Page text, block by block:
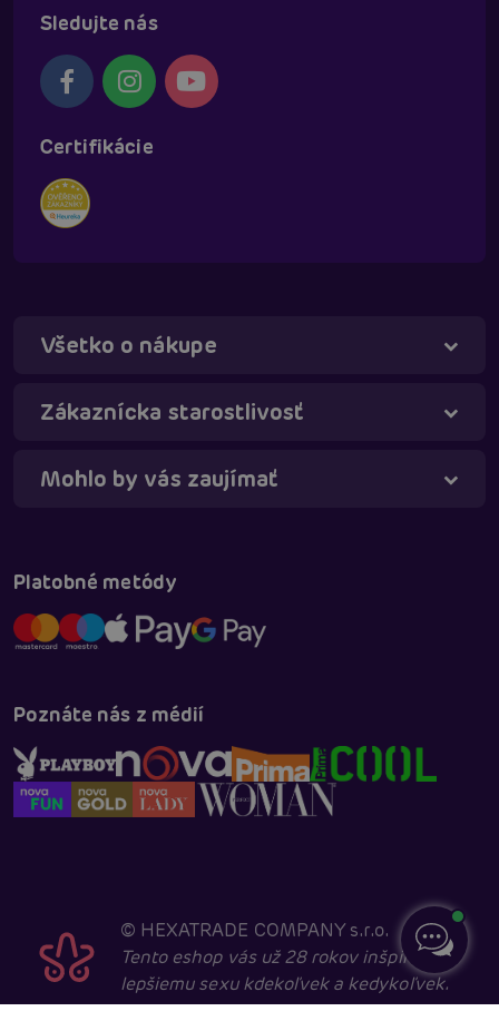
Sledujte nás
Certifikácie
Všetko o nákupe
Zákaznícka starostlivosť
Mohlo by vás zaujímať
Platobné metódy
Poznáte nás z médií
© HEXATRADE COMPANY s.r.o.
Tento eshop vás už 28 rokov inšpiruje k
lepšiemu sexu kdekoľvek a kedykoľvek.
Táňa - virtuálna asistentka